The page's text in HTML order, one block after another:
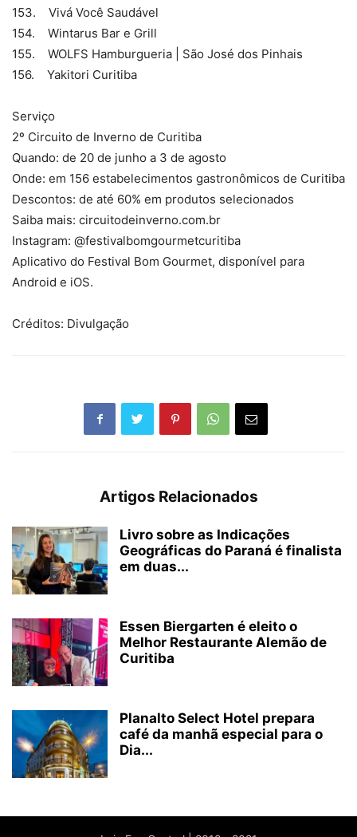
153. Vivá Você Saudável
154. Wintarus Bar e Grill
155. WOLFS Hamburgueria | São José dos Pinhais
156. Yakitori Curitiba
Serviço
2º Circuito de Inverno de Curitiba
Quando: de 20 de junho a 3 de agosto
Onde: em 156 estabelecimentos gastronômicos de Curitiba
Descontos: de até 60% em produtos selecionados
Saiba mais: circuitodeinverno.com.br
Instagram: @festivalbomgourmetcuritiba
Aplicativo do Festival Bom Gourmet, disponível para
Android e iOS.
Créditos: Divulgação
Artigos Relacionados
Livro sobre as Indicações
Geográficas do Paraná é finalista
em duas...
Essen Biergarten é eleito o
Melhor Restaurante Alemão de
Curitiba
Planalto Select Hotel prepara
café da manhã especial para o
Dia...